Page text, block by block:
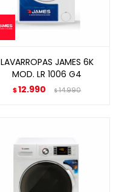
LAVARROPAS JAMES 6K
MOD. LR 1006 G4
$12.990 $14.990